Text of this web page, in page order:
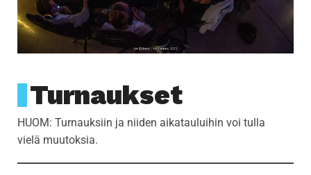
Turnaukset
HUOM: Turnauksiin ja niiden aikatauluihin voi tulla
vielä muutoksia.